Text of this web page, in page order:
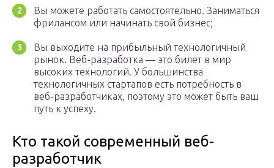
Вы можете работать самостоятельно. Заниматься
фрилансом или начинать свой бизнес;
Вы выходите на прибыльный технологичный
рынок. Веб-разработка — это билет в мир
высоких технологий. У большинства
технологичных стартапов есть потребность в
веб-разработчиках, поэтому это может быть ваш
путь к успеху.
Кто такой современный веб-
разработчик